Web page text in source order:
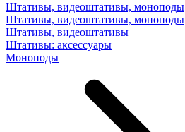
Штативы, видеоштативы, моноподы
Штативы, видеоштативы, моноподы
Штативы, видеоштативы
Штативы: аксессуары
Моноподы